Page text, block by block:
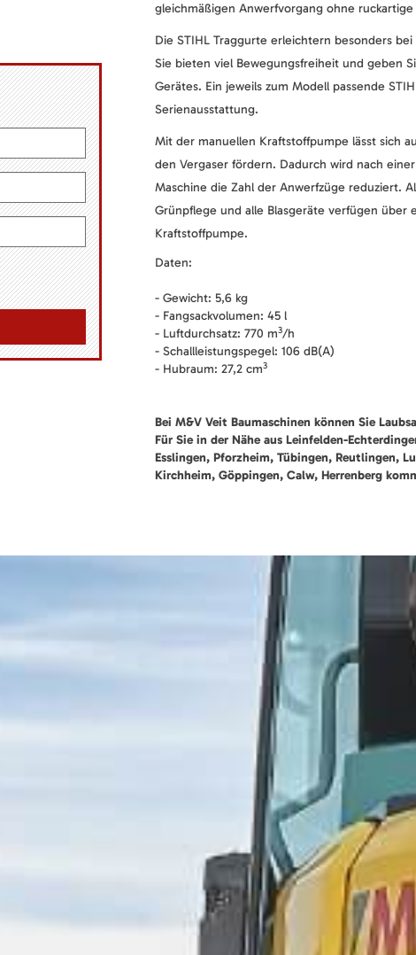
gleichmäßigen Anwerfvorgang ohne
Die STIHL Traggurte erleichtern besonders
Sie bieten viel Bewegungsfreiheit und geben
Gerätes. Ein jeweils zum Modell passende
Serienausstattung.
Mit der manuellen Kraftstoffpumpe lässt sich
den Vergaser fördern. Dadurch wird nach
Maschine die Zahl der Anwerfzüge reduziert.
Grünpflege und alle Blasgeräte verfügen über
Kraftstoffpumpe.
Daten:
- Gewicht: 5,6 kg
- Fangsackvolumen: 45 l
- Luftdurchsatz: 770 m3/h
- Schallleistungspegel: 106 dB(A)
- Hubraum: 27,2 cm3
Bei M&V Veit Baumaschinen können Sie
Für Sie in der Nähe aus Leinfelden-
Esslingen, Pforzheim, Tübingen, Reutlingen,
Kirchheim, Göppingen, Calw, Herrenberg